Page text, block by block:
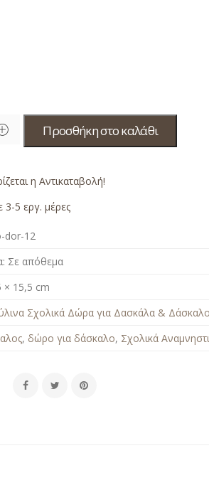
Προσθήκη στο καλάθι
η Αντικαταβολή!
5 εργ. μέρες
dor-12
Σε απόθεμα
× 15,5 cm
Σχολικά Δώρα για Δασκάλα & Δάσκαλο
, δώρο για δάσκαλο, Σχολικά